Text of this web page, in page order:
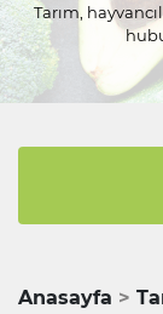
Tarım,
Anasayfa